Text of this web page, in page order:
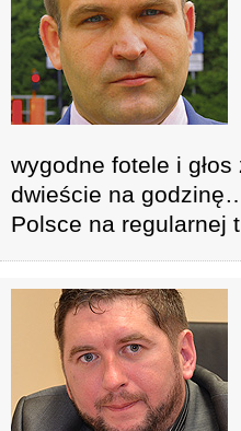
wygodne fotele i
dwieście na
Polsce na regularnej